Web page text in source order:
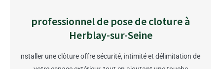
professionnel de pose de cloture à
Herblay-sur-Seine
nstaller une clôture offre sécurité, intimité et délimitation de